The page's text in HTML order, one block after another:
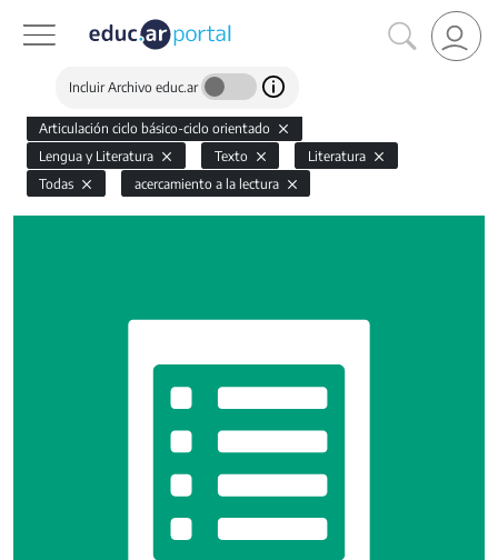
Incluir Archivo educ.ar
Articulación ciclo básico-ciclo orientado
Lengua y Literatura
Texto
Literatura
Todas
acercamiento a la lectura